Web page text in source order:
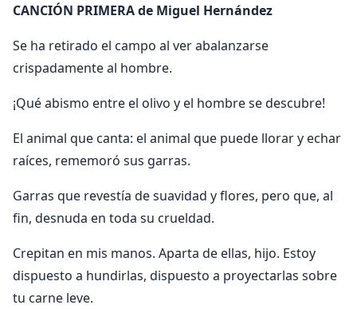
CANCIÓN PRIMERA de Miguel Hernández
Se ha retirado el campo al ver abalanzarse
crispadamente al hombre.
¡Qué abismo entre el olivo y el hombre se descubre!
El animal que canta: el animal que puede llorar y echar
raíces, rememoró sus garras.
Garras que revestía de suavidad y flores, pero que, al
fin, desnuda en toda su crueldad.
Crepitan en mis manos. Aparta de ellas, hijo. Estoy
dispuesto a hundirlas, dispuesto a proyectarlas sobre
tu carne leve.